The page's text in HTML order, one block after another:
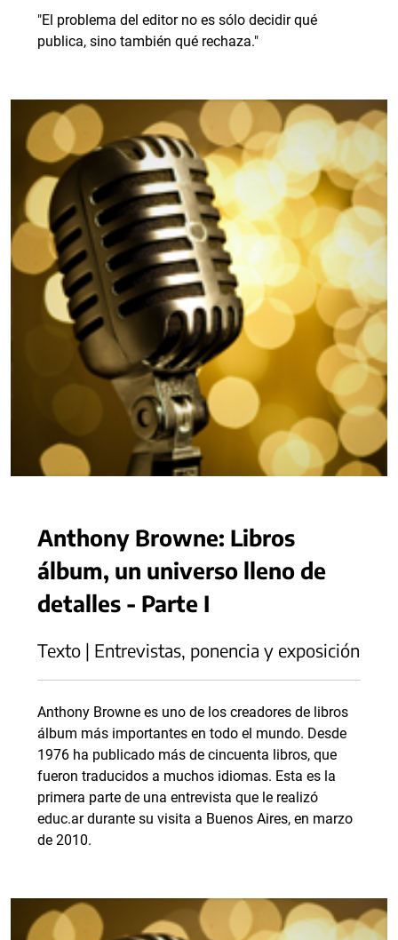
"El problema del editor no es sólo decidir qué
publica, sino también qué rechaza."
Anthony Browne: Libros
álbum, un universo lleno de
detalles - Parte I
Texto | Entrevistas, ponencia y exposición
Anthony Browne es uno de los creadores de libros
álbum más importantes en todo el mundo. Desde
1976 ha publicado más de cincuenta libros, que
fueron traducidos a muchos idiomas. Esta es la
primera parte de una entrevista que le realizó
educ.ar durante su visita a Buenos Aires, en marzo
de 2010.